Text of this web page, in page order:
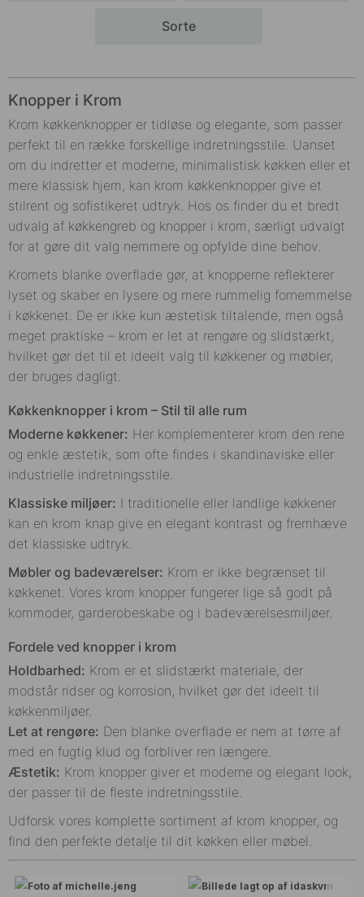
Sorte
Knopper i Krom
Krom køkkenknopper er tidløse og elegante, som passer
perfekt til en række forskellige indretningsstile. Uanset
om du indretter et moderne, minimalistisk køkken eller et
mere klassisk hjem, kan krom køkkenknopper give et
stilrent og sofistikeret udtryk. Hos os finder du et bredt
udvalg af køkkengreb og knopper i krom, særligt udvalgt
for at gøre dit valg nemmere og opfylde dine behov.
Kromets blanke overflade gør, at knopperne reflekterer
lyset og skaber en lysere og mere rummelig fornemmelse
i køkkenet. De er ikke kun æstetisk tiltalende, men også
meget praktiske – krom er let at rengøre og slidstærkt,
hvilket gør det til et ideelt valg til køkkener og møbler,
der bruges dagligt.
Køkkenknopper i krom – Stil til alle rum
Moderne køkkener: Her komplementerer krom den rene
og enkle æstetik, som ofte findes i skandinaviske eller
industrielle indretningsstile.
Klassiske miljøer: I traditionelle eller landlige køkkener
kan en krom knap give en elegant kontrast og fremhæve
det klassiske udtryk.
Møbler og badeværelser: Krom er ikke begrænset til
køkkenet. Vores krom knopper fungerer lige så godt på
kommoder, garderobeskabe og i badeværelsesmiljøer.
Fordele ved knopper i krom
Holdbarhed: Krom er et slidstærkt materiale, der
modstår ridser og korrosion, hvilket gør det ideelt til
køkkenmiljøer.
Let at rengøre: Den blanke overflade er nem at tørre af
med en fugtig klud og forbliver ren længere.
Æstetik: Krom knopper giver et moderne og elegant look,
der passer til de fleste indretningsstile.
Udforsk vores komplette sortiment af krom knopper, og
find den perfekte detalje til dit køkken eller møbel.